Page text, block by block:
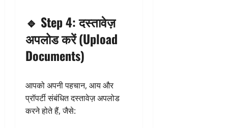
🔹 Step 4: दस्तावेज़
अपलोड करें (Upload
Documents)
आपको अपनी पहचान, आय और
प्रॉपर्टी संबंधित दस्तावेज़ अपलोड
करने होते हैं, जैसे: